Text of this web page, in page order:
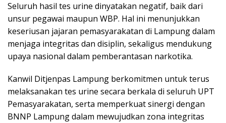
Seluruh hasil tes urine dinyatakan negatif, baik dari
unsur pegawai maupun WBP. Hal ini menunjukkan
keseriusan jajaran pemasyarakatan di Lampung dalam
menjaga integritas dan disiplin, sekaligus mendukung
upaya nasional dalam pemberantasan narkotika.
Kanwil Ditjenpas Lampung berkomitmen untuk terus
melaksanakan tes urine secara berkala di seluruh UPT
Pemasyarakatan, serta memperkuat sinergi dengan
BNNP Lampung dalam mewujudkan zona integritas